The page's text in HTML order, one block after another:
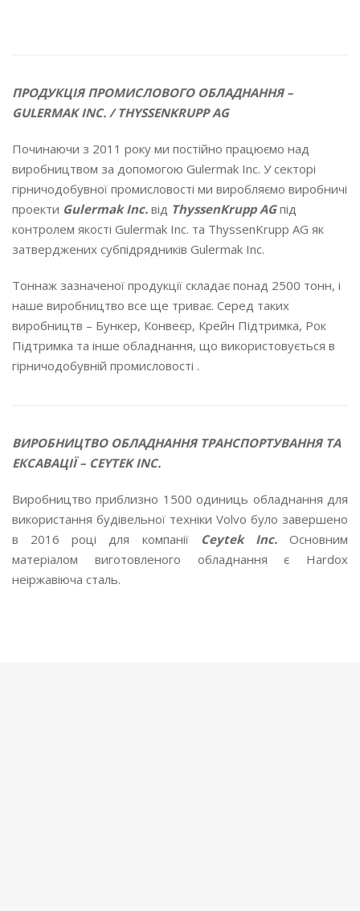
ПРОДУКЦІЯ ПРОМИСЛОВОГО ОБЛАДНАННЯ –
GULERMAK INC. / THYSSENKRUPP AG
Починаючи з 2011 року ми постійно працюємо над
виробництвом за допомогою Gulermak Inc. У секторі
гірничодобувної промисловості ми виробляємо виробничі
проекти Gulermak Inc. від ThyssenKrupp AGпід
контролем якості Gulermak Inc. та ThyssenKrupp AG як
затверджених субпідрядників Gulermak Inc.
Тоннаж зазначеної продукції складає понад 2500 тонн, і
наше виробництво все ще триває. Серед таких
виробництв – Бункер, Конвеєр, Крейн Підтримка, Рок
Підтримка та інше обладнання, що використовується в
гірничодобувній промисловості .
ВИРОБНИЦТВО ОБЛАДНАННЯ ТРАНСПОРТУВАННЯ ТА
ЕКСАВАЦІЇ – CEYTEK INC.
Виробництво приблизно 1500 одиниць обладнання для
використання будівельної техніки Volvo було завершено
в 2016 році для компанії
Ceytek Inc.
Основним
матеріалом виготовленого обладнання є Hardox
неіржавіюча сталь.